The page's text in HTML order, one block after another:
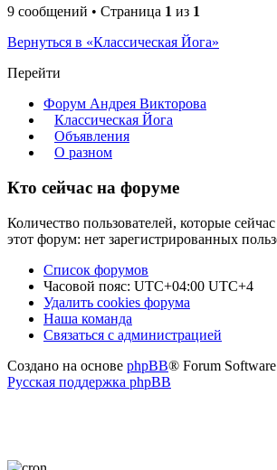
9 сообщений • Страница 1 из 1
Вернуться в «Классическая Йога»
Перейти
Форум Андрея Викторова
Классическая Йога
Объявления
О разном
Кто сейчас на форуме
Количество пользователей, которые
этот форум: нет зарегистрированных
Список форумов
Часовой пояс: UTC+04:00 UTC+4
Удалить cookies форума
Наша команда
Связаться с администрацией
Создано на основе phpBB® Forum
Русская поддержка phpBB